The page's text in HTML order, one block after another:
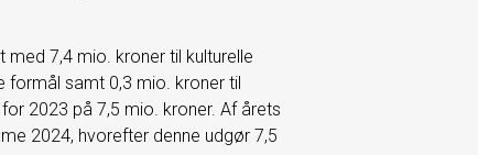
7,4 mio. kroner til kulturelle
formål samt 0,3 mio. kroner til
2023 på 7,5 mio. kroner. Af årets
2024, hvorefter denne udgør 7,5